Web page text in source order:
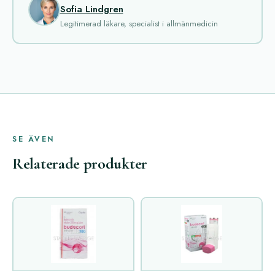
Sofia Lindgren
Legitimerad läkare, specialist i allmänmedicin
SE ÄVEN
Relaterade produkter